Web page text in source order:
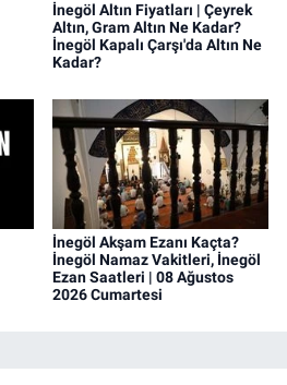
İnegöl Altın Fiyatları | Çeyrek
Altın, Gram Altın Ne Kadar?
İnegöl Kapalı Çarşı'da Altın Ne
Kadar?
İnegöl Akşam Ezanı Kaçta?
İnegöl Namaz Vakitleri, İnegöl
Ezan Saatleri | 08 Ağustos
2026 Cumartesi